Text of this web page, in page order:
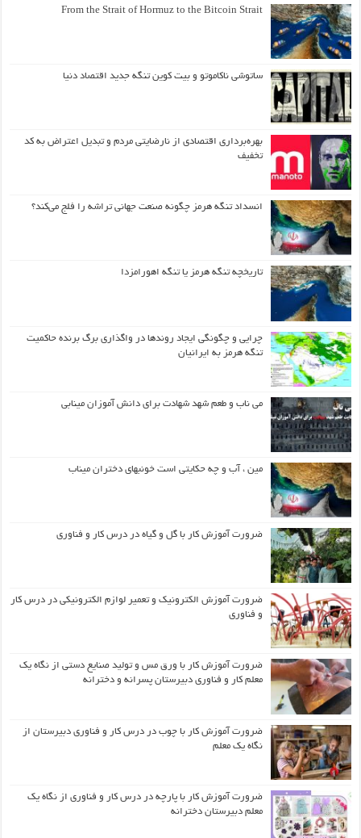
From the Strait of Hormuz to the Bitcoin Strait
ساتوشی ناکاموتو و بیت کوین تنگه جدید اقتصاد دنیا
بهره‌برداری اقتصادی از نارضایتی مردم و تبدیل اعتراض به کد
تخفیف
انسداد تنگه هرمز چگونه صنعت جهانی تراشه را فلج می‌کند؟
تاریخچه تنگه هرمز یا تنگه اهورامزدا
چرایی و چگونگی ایجاد روندها در واگذاری برگ برنده حاکمیت
تنگه هرمز به ایرانیان
می ناب و طعم شهد شهادت برای دانش آموزان مینابی
مین ، آب و چه حکایتی است خونبهای دختران میناب
ضرورت آموزش کار با گل و گیاه در درس کار و فناوری
ضرورت آموزش الکترونیک و تعمیر لوازم الکترونیکی در درس کار
و فناوری
ضرورت آموزش کار با ورق مس و تولید صنایع دستی از نگاه یک
معلم کار و فناوری دبیرستان پسرانه و دخترانه
ضرورت آموزش کار با چوب در درس کار و فناوری دبیرستان از
نگاه یک معلم
ضرورت آموزش کار با پارچه در درس کار و فناوری از نگاه یک
معلم دبیرستان دخترانه